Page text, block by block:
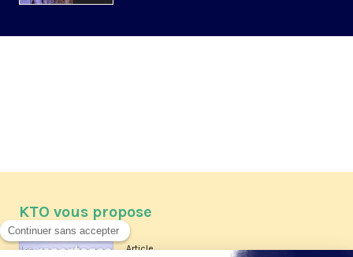
KTO vous propose
Article